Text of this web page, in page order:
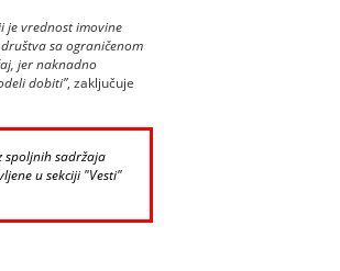
je vrednost imovine
sa ograničenom
jer naknadno
dobiti”, zaključuje
spoljnih sadržaja
u sekciji "Vesti"